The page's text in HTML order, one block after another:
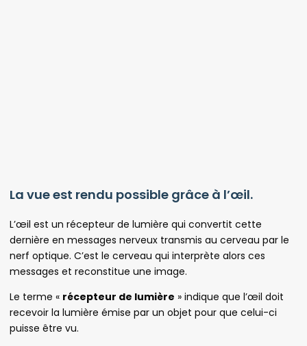
La vue est rendu possible grâce à l’œil.
L’œil est un récepteur de lumière qui convertit cette
dernière en messages nerveux transmis au cerveau par le
nerf optique. C’est le cerveau qui interprète alors ces
messages et reconstitue une image.
Le terme « récepteur de lumière » indique que l’œil doit
recevoir la lumière émise par un objet pour que celui-ci
puisse être vu.